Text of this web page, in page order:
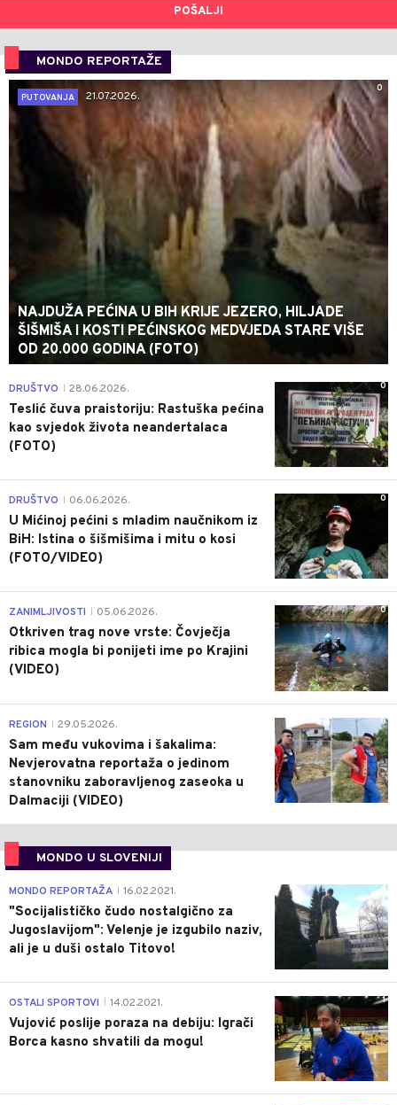
POŠALJI
MONDO REPORTAŽE
0
PUTOVANJA
21.07.2026.
NAJDUŽA PEĆINA U BIH KRIJE JEZERO, HILJADE
ŠIŠMIŠA I KOSTI PEĆINSKOG MEDVJEDA STARE VIŠE
OD 20.000 GODINA (FOTO)
0
DRUŠTVO 28.06.2026.
Teslić čuva praistoriju: Rastuška pećina
kao svjedok života neandertalaca
(FOTO)
0
DRUŠTVO 06.06.2026.
U Mićinoj pećini s mladim naučnikom iz
BiH: Istina o šišmišima i mitu o kosi
(FOTO/VIDEO)
0
ZANIMLJIVOSTI 05.06.2026.
Otkriven trag nove vrste: Čovječja
ribica mogla bi ponijeti ime po Krajini
(VIDEO)
0
REGION 29.05.2026.
Sam među vukovima i šakalima:
Nevjerovatna reportaža o jedinom
stanovniku zaboravljenog zaseoka u
Dalmaciji (VIDEO)
MONDO U SLOVENIJI
4
MONDO REPORTAŽA 16.02.2021.
"Socijalističko čudo nostalgično za
Jugoslavijom": Velenje je izgubilo naziv,
ali je u duši ostalo Titovo!
1
OSTALI SPORTOVI 14.02.2021.
Vujović poslije poraza na debiju: Igrači
Borca kasno shvatili da mogu!